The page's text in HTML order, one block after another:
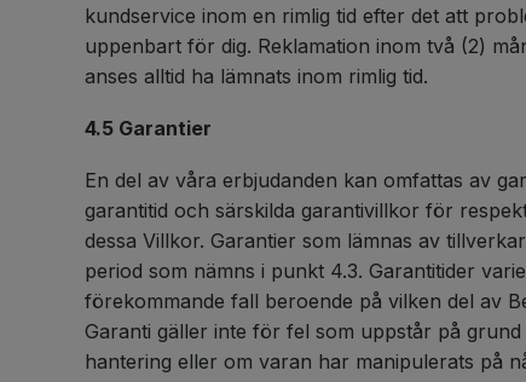
kundservice inom en rimlig tid efter det att
uppenbart för dig. Reklamation inom två (2)
anses alltid ha lämnats inom rimlig tid.
4.5 Garantier
En del av våra erbjudanden kan omfattas av
garantitid och särskilda garantivillkor för
dessa Villkor. Garantier som lämnas av
period som nämns i punkt 4.3. Garantitider
förekommande fall beroende på vilken del av
Garanti gäller inte för fel som uppstår på
hantering eller om varan har manipulerats på